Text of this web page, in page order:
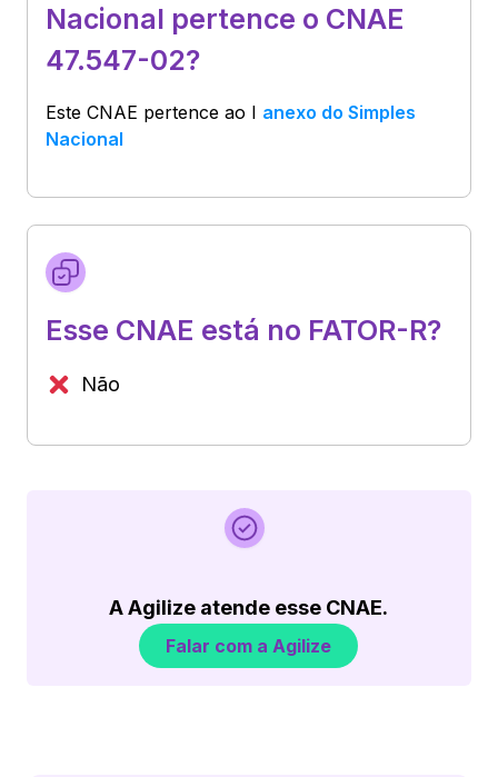
Nacional pertence o CNAE
47.547-02?
Este CNAE pertence ao I anexo do Simples
Nacional
Esse CNAE está no FATOR-R?
Não
A Agilize atende esse CNAE.
Falar com a Agilize